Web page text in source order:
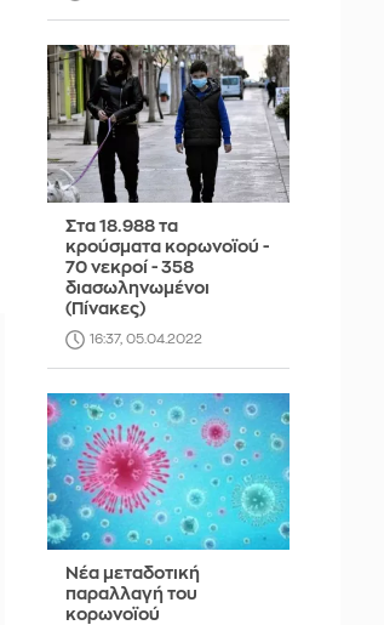
Στα 18.988 τα
κρούσματα κορωνοϊού -
70 νεκροί - 358
διασωληνωμένοι
(Πίνακες)
16:37, 05.04.2022
Νέα μεταδοτική
παραλλαγή του
κορωνοϊού